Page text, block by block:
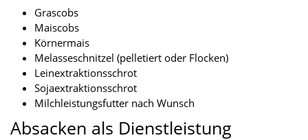
Grascobs
Maiscobs
Körnermais
Melasseschnitzel (pelletiert oder Flocken)
Leinextraktionsschrot
Sojaextraktionsschrot
Milchleistungsfutter nach Wunsch
Absacken als Dienstleistung